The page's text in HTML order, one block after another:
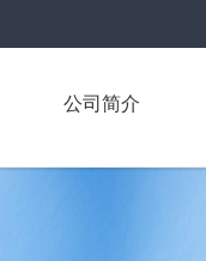
公司简介